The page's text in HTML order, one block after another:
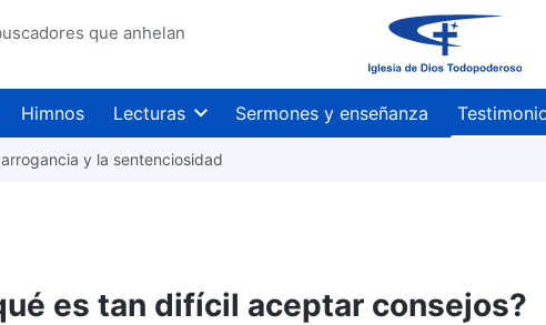
que anhelan
Himnos Lecturas Sermones y enseñanza
y la sentenciosidad
es tan difícil aceptar consejos?